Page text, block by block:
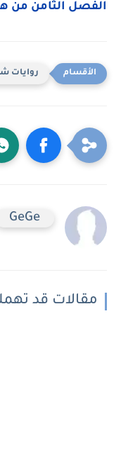
الفصل الثامن من
روايات
GeGe
مقالات قد